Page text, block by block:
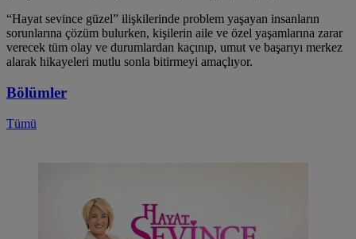
“Hayat sevince güzel” ilişkilerinde problem yaşayan insanların
sorunlarına çözüm bulurken, kişilerin aile ve özel yaşamlarına zarar
verecek tüm olay ve durumlardan kaçınıp, umut ve başarıyı merkez
alarak hikayeleri mutlu sonla bitirmeyi amaçlıyor.
Bölümler
Tümü